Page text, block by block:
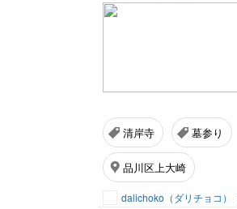
清岸寺 墓参り
品川区上大崎
dalichoko（ダリチョコ）